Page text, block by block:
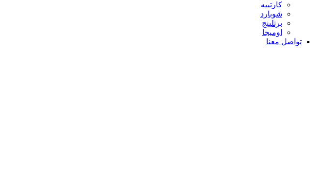
كارتييه
شوبارد
برتلينج
اوميجا
تواصل معنا